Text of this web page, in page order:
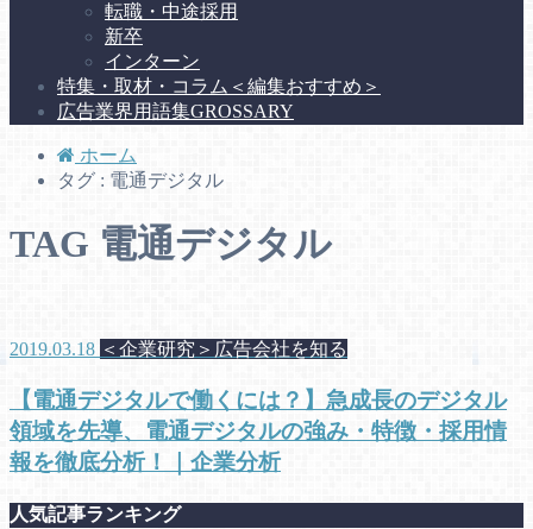
転職・中途採用
新卒
インターン
特集・取材・コラム ＜編集おすすめ＞
広告業界用語集GROSSARY
ホーム
タグ : 電通デジタル
TAG 電通デジタル
2019.03.18 ＜企業研究＞広告会社を知る
【電通デジタルで働くには？】急成長のデジタル
領域を先導、電通デジタルの強み・特徴・採用情
報を徹底分析！｜企業分析
人気記事ランキング